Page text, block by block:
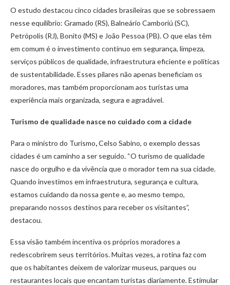
O estudo destacou cinco cidades brasileiras que se sobressaem
nesse equilíbrio: Gramado (RS), Balneário Camboriú (SC),
Petrópolis (RJ), Bonito (MS) e João Pessoa (PB). O que elas têm
em comum é o investimento contínuo em segurança, limpeza,
serviços públicos de qualidade, infraestrutura eficiente e políticas
de sustentabilidade. Esses pilares não apenas beneficiam os
moradores, mas também proporcionam aos turistas uma
experiência mais organizada, segura e agradável.
Turismo de qualidade nasce no cuidado com a cidade
Para o ministro do Turismo,Celso Sabino, o exemplo dessas
cidades é um caminho a ser seguido. “O turismo de qualidade
nasce do orgulho e da vivência que o morador tem na sua cidade.
Quando investimos em infraestrutura, segurança e cultura,
estamos cuidando da nossa gente e, ao mesmo tempo,
preparando nossos destinos para receber os visitantes”,
destacou.
Essa visão também incentiva os próprios moradores a
redescobrirem seus territórios. Muitas vezes, a rotina faz com
que os habitantes deixem de valorizar museus, parques ou
restaurantes locais que encantam turistas diariamente. Estimular